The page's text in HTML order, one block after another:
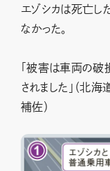
エゾシカは死亡し
なかった。
「被害は車両の
されました」（北
補佐）